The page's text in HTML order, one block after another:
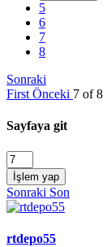
5
6
7
8
Sonraki
First Önceki 7 of 8
Sayfaya git
İşlem yap
Sonraki Son
rtdepo55